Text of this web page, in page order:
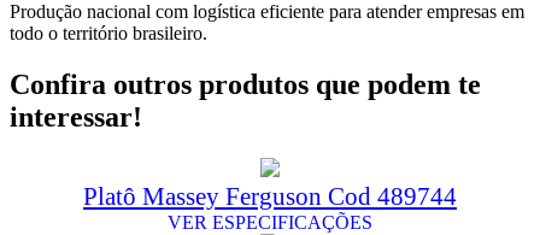
Produção nacional com logística eficiente para atender empresas em
todo o território brasileiro.
Confira outros produtos que podem te
interessar!
Platô Massey Ferguson Cod 489744
VER ESPECIFICAÇÕES